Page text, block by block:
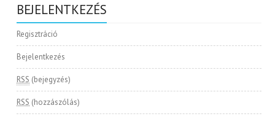
BEJELENTKEZÉS
Regisztráció
Bejelentkezés
RSS (bejegyzés)
RSS (hozzászólás)